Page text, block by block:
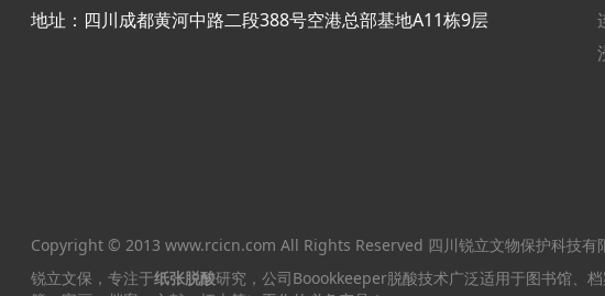
地址：四川成都黄河中路二段388号空港总部基地A11栋9层
Copyright © 2013 www.rcicn.com All Rights Reserved 四川锐立文物保护科技有
锐立文保，专注于纸张脱酸研究，公司Boookkeeper脱酸技术广泛适用于图书馆、